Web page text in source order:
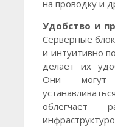
на проводку и
Удобство и
Серверные
и интуитивно
делает их
Они
облегчает